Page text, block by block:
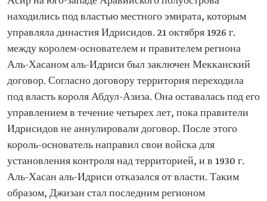
находились под властью местного эмирата, которым
управляла династия Идрисидов. 21 октября 1926 г.
между королем-основателем и правителем региона
Аль-Хасаном аль-Идриси был заключен Мекканский
договор. Согласно договору территория переходила
под власть короля Абдул-Азиза. Она оставалась под его
управлением в течение четырех лет, пока правители
Идрисидов не аннулировали договор. После этого
король-основатель направил свои войска для
установления контроля над территорией, и в 1930 г.
Аль-Хасан аль-Идриси отказался от власти. Таким
образом, Джизан стал последним регионом